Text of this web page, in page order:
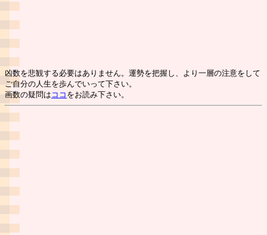
凶数を悲観する必要はありません。運勢を把握し、より一層の注意をして
ご自分の人生を歩んでいって下さい。
画数の疑問は ココ をお読み下さい。